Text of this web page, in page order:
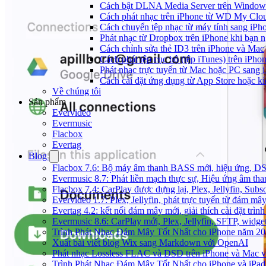
Cách bật DLNA Media Server trên
Cách phát nhạc trên iPhone từ WD My
Cách chuyển tệp nhạc từ máy tính sang
Phát nhạc từ Dropbox trên iPhone khi bạn
Cách chỉnh sửa thẻ ID3 trên iPhone và Mac
Cách phát tệp cục bộ (tệp iTunes) trên
Phát nhạc trực tuyến từ Mac hoặc PC sang
Cách cài đặt ứng dụng từ App Store hoặc
Về chúng tôi
Sản phẩm
Evervideo
Evermusic
Flacbox
Evertag
Blog
Flacbox 7.6: Bộ máy âm thanh BASS mới, hiệu ứng,
Evermusic 8.7: Phát liền mạch thực sự, Hiệu ứng âm
Flacbox 7.4: CarPlay được dựng lại, Plex, Jellyfin,
Evervideo 1.7: Plex, Jellyfin, phát trực tuyến từ đám
Evertag 4.2: kết nối đám mây mới, giải thích cài đặt
Evermusic 8.6: CarPlay mới, Plex, Jellyfin, SFTP,
Trình Phát Nhạc Đám Mây Tốt Nhất cho iPhone năm
Xuất bài viết blog Wix sang Markdown với OpenAI
Phát nhạc Lossless FLAC và DSD trên iPhone và Mac
Trình Phát Nhạc Đám Mây Tốt Nhất cho iPhone và iPad